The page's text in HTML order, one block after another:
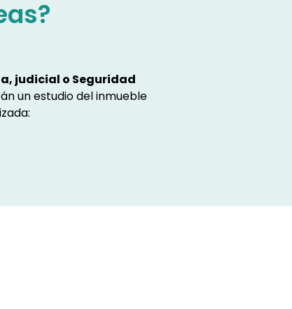
judicial o Seguridad
un estudio del inmueble